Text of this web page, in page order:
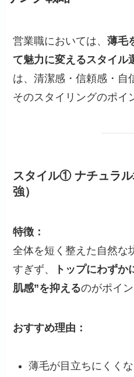
営業職においては、薄毛
て魅力に変えるスタイル
は、清潔感・信頼感・自
そのスタイリングのポイ
スタイル① ナチュラ
強）
特徴：
全体を短く整えた自然な
すぎず、
トップにわず
肌感”を抑えるのがポイン
おすすめ理由：
薄毛が目立ちにくく